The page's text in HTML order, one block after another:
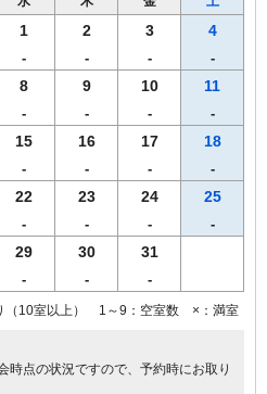
応じた宿泊税を別途頂戴いたしま
せ。
1
-
2
-
3
-
4
-
8
-
9
-
10
-
11
-
15
-
16
-
17
-
18
-
22
-
23
-
24
-
25
-
29
-
30
-
31
-
（10室以上） 1～9：空室数 ×：満室
点の状況ですので、予約時にお取り